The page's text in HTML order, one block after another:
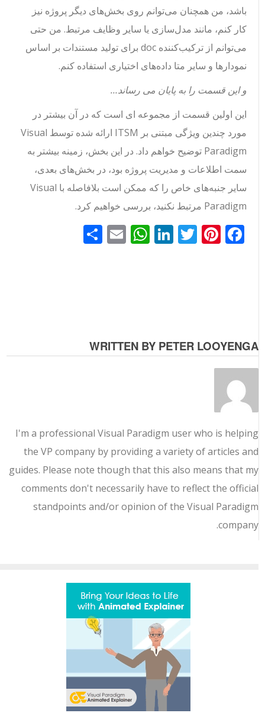
باشد، من همچنان می‌توانم روی بخش‌های دیگر پروژه نیز
کار کنم، مانند مدل‌سازی یا سایر وظایف مرتبط. من حتی
می‌توانم از ترکیب‌کننده doc برای تولید مستندات بر اساس
نمودارها و سایر متا داده‌های اختیاری استفاده کنم.
و این قسمت را به پایان می رساند…
این اولین قسمت از مجموعه ای است که در آن بیشتر در
مورد چندین ویژگی مبتنی بر ITSM ارائه شده توسط Visual
Paradigm توضیح خواهم داد. در این بخش، زمینه بیشتر به
سمت اطلاعات و مدیریت پروژه بود، در بخش‌های بعدی،
سایر جنبه‌های خاص را که ممکن است بلافاصله با Visual
Paradigm مرتبط نکنید، بررسی خواهیم کرد.
Facebook
Pinterest
Twitter
LinkedIn
WhatsApp
Emailاشتراک
WRITTEN BY PETER LOOYENGA
I'm a professional Visual Paradigm user who is helping
the VP company by providing a variety of articles and
guides. Please note though that this also means that my
comments don't necessarily have to reflect the official
standpoints and/or opinion of the Visual Paradigm
company.